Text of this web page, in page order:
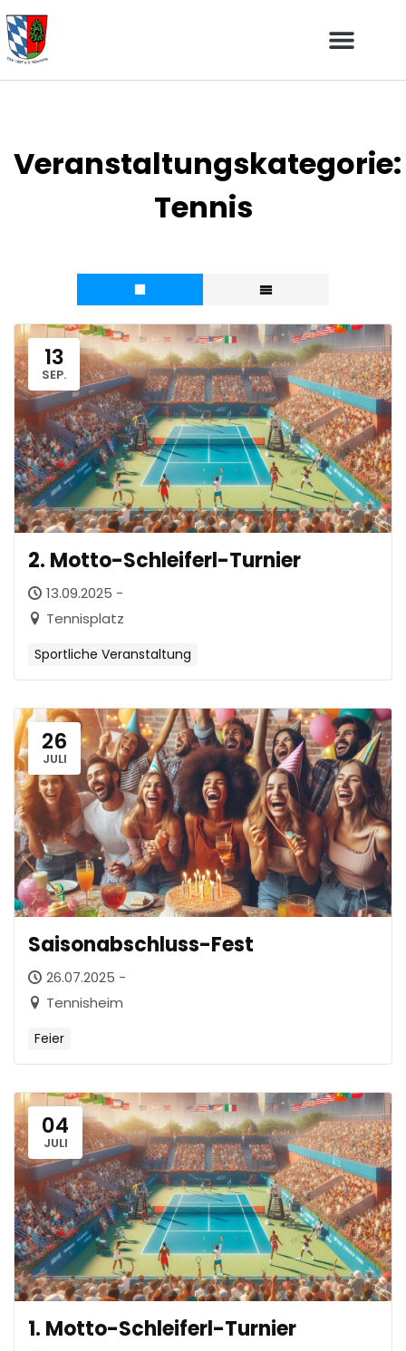
Veranstaltungskategorie:
Tennis
13
SEP.
2. Motto-Schleiferl-Turnier
13.09.2025 -
Tennisplatz
Sportliche Veranstaltung
26
JULI
Saisonabschluss-Fest
26.07.2025 -
Tennisheim
Feier
04
JULI
1. Motto-Schleiferl-Turnier